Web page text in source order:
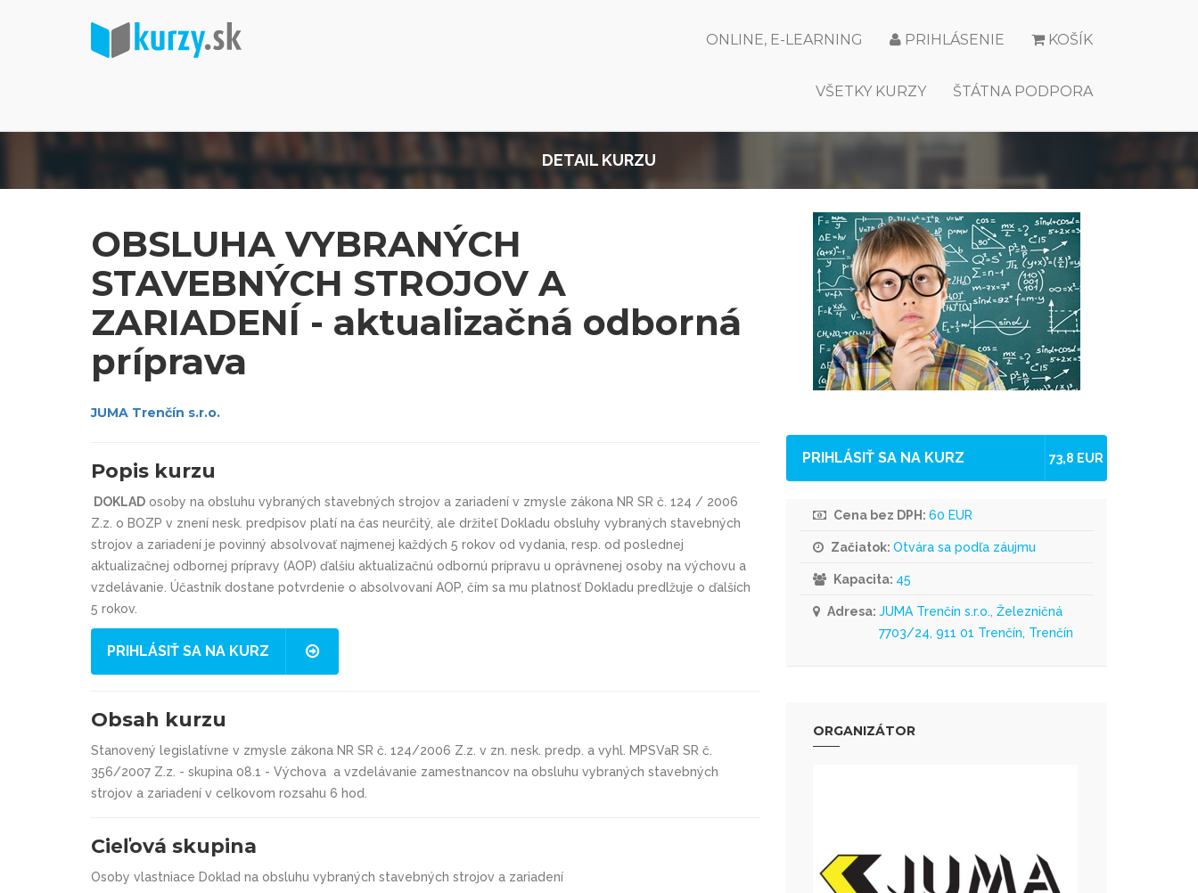
KOŠÍK
PRIHLÁSENIE
ONLINE, E-LEARNING
ŠTÁTNA PODPORA
VŠETKY KURZY
DETAIL KURZU
OBSLUHA VYBRANÝCH
STAVEBNÝCH STROJOV A
ZARIADENÍ - aktualizačná odborná
príprava
JUMA Trenčín s.r.o.
Popis kurzu
DOKLAD osoby na obsluhu vybraných stavebných strojov a zariadení v zmysle zákona NR SR č. 124 / 2006
Z.z. o BOZP v znení nesk. predpisov platí na čas neurčitý, ale držiteľ Dokladu obsluhy vybraných stavebných
strojov a zariadení je povinný absolvovať najmenej každých 5 rokov od vydania, resp. od poslednej
aktualizačnej odbornej prípravy (AOP) ďalšiu aktualizačnú odbornú prípravu u oprávnenej osoby na výchovu a
vzdelávanie. Účastník dostane potvrdenie o absolvovaní AOP, čím sa mu platnosť Dokladu predlžuje o ďalších
5 rokov.
PRIHLÁSIŤ SA NA KURZ
Obsah kurzu
Stanovený legislatívne v zmysle zákona NR SR č. 124/2006 Z.z. v zn. nesk. predp. a vyhl. MPSVaR SR č.
356/2007 Z.z. - skupina 08.1 - Výchova a vzdelávanie zamestnancov na obsluhu vybraných stavebných
strojov a zariadení v celkovom rozsahu 6 hod.
Cieľová skupina
Osoby vlastniace Doklad na obsluhu vybraných stavebných strojov a zariadení
PRIHLÁSIŤ SA NA KURZ 73,8 EUR
Cena bez DPH: 60 EUR
Začiatok: Otvára sa podľa záujmu
Kapacita: 45
Adresa: JUMA Trenčín s.r.o., Železničná
7703/24, 911 01 Trenčín, Trenčín
ORGANIZÁTOR